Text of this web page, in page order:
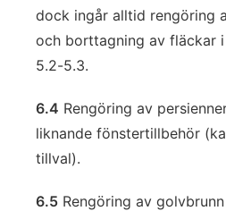
dock ingår alltid rengöring
och borttagning av fläckar
5.2-5.3.
6.4 Rengöring av
liknande fönstertillbehör
tillval).
6.5 Rengöring av